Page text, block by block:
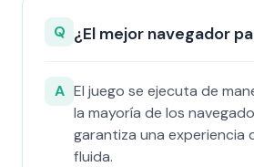
Q ¿El mejor navegador
A El juego se ejecuta de
la mayoría de los
garantiza una experiencia
fluida.